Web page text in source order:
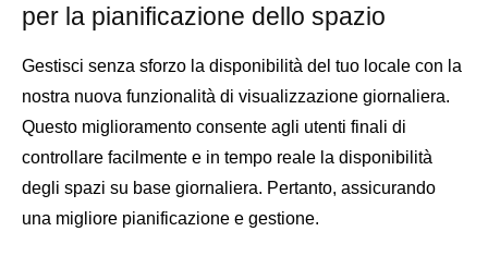
per la pianificazione dello spazio
Gestisci senza sforzo la disponibilità del tuo locale con la
nostra nuova funzionalità di visualizzazione giornaliera.
Questo miglioramento consente agli utenti finali di
controllare facilmente e in tempo reale la disponibilità
degli spazi su base giornaliera. Pertanto, assicurando
una migliore pianificazione e gestione.